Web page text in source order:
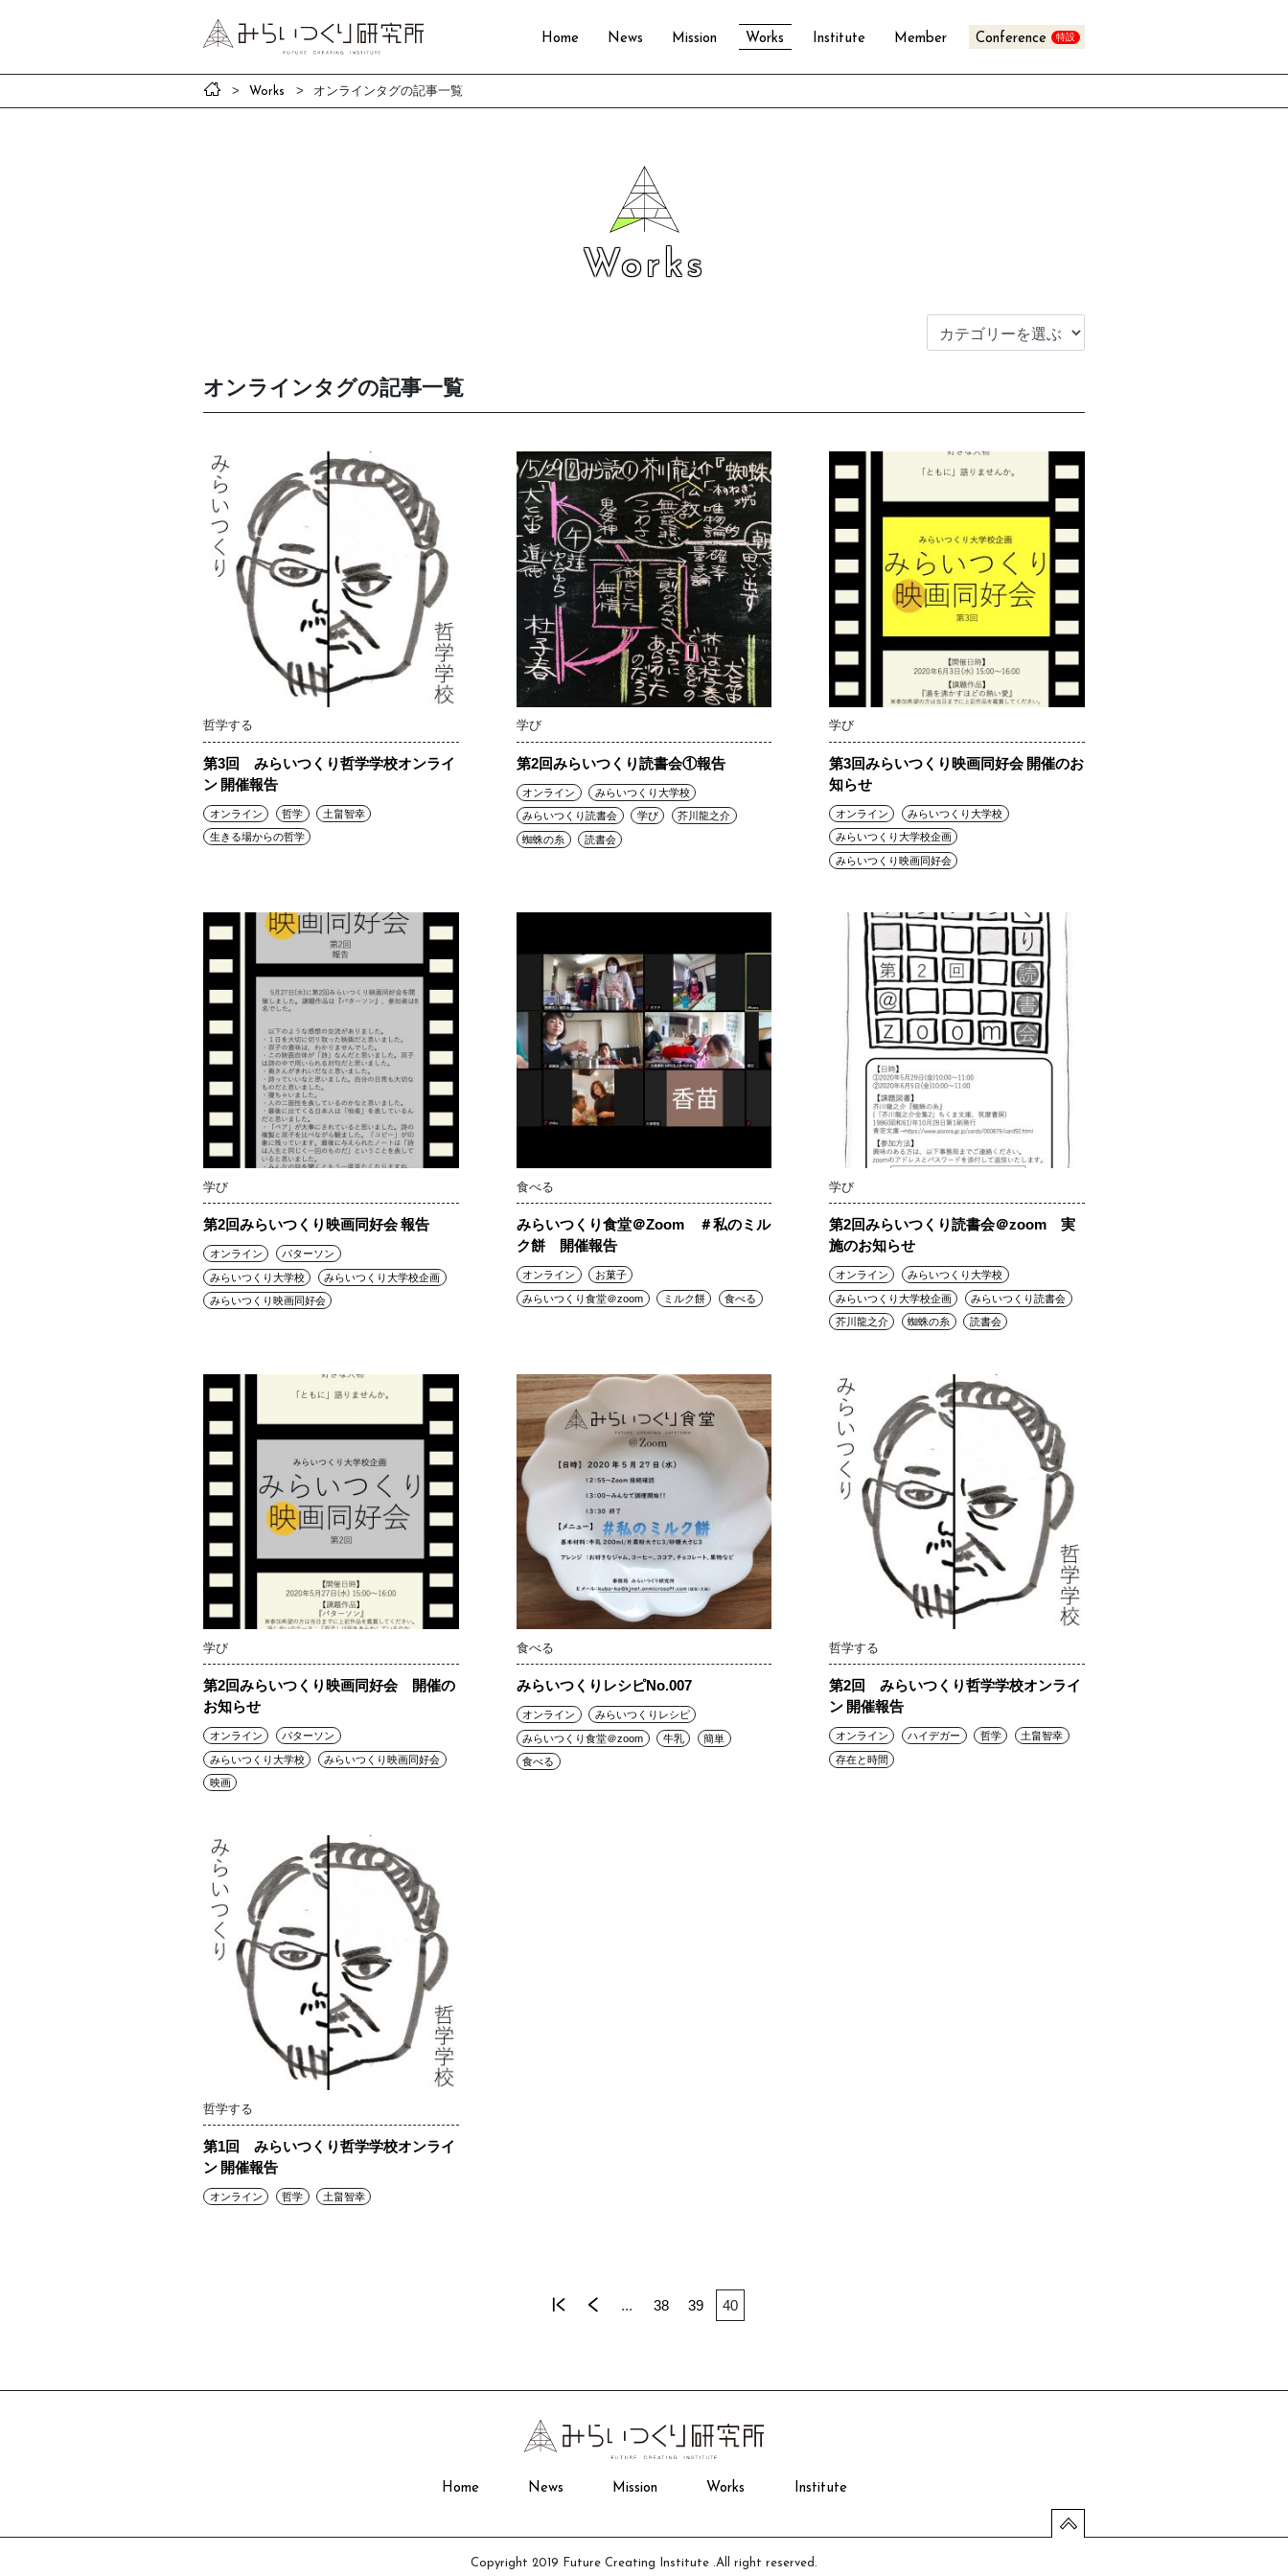
Home News Mission Works Institute Member Conference
Works オンラインタグの記事一覧
Works
オンラインタグの記事一覧
哲学する
第3回 みらいつくり哲学学校オンライ
ン 開催報告
オンライン 哲学
土畠智幸
生きる場からの哲学
学び
第2回みらいつくり読書会①報告
オンライン
みらいつくり大学校
みらいつくり読書会
学び
芥川龍之介
蜘蛛の糸
読書会
学び
第3回みらいつくり映画同好会 開催のお
知らせ
オンライン
みらいつくり大学校
みらいつくり大学校企画
みらいつくり映画同好会
学び
第2回みらいつくり映画同好会 報告
オンライン
パターソン
みらいつくり大学校
みらいつくり大学校企画
みらいつくり映画同好会
食べる
みらいつくり食堂＠Zoom ＃私のミル
ク餅 開催報告
オンライン
お菓子
みらいつくり食堂＠zoom
ミルク餅 食べる
学び
第2回みらいつくり読書会＠zoom 実
施のお知らせ
オンライン
みらいつくり大学校
みらいつくり大学校企画
みらいつくり読書会
芥川龍之介
蜘蛛の糸 読書会
学び
第2回みらいつくり映画同好会 開催の
お知らせ
オンライン
パターソン
みらいつくり大学校
みらいつくり映画同好会
映画
食べる
みらいつくりレシピNo.007
オンライン
みらいつくりレシピ
みらいつくり食堂＠zoom
牛乳
簡単
食べる
哲学する
第2回 みらいつくり哲学学校オンライ
ン 開催報告
オンライン ハイデガー 哲学
土畠智幸
存在と時間
哲学する
第1回 みらいつくり哲学学校オンライ
ン 開催報告
オンライン 哲学 土畠智幸
« 先
頭
« ... 38 39 40
Home News Mission Works Institute
Copyright 2019 Future Creating Institute .All right reserved.